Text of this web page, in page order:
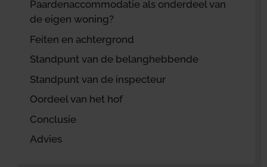
Paardenaccommodatie als onderdeel van
de eigen woning?
Feiten en achtergrond
Standpunt van de belanghebbende
Standpunt van de inspecteur
Oordeel van het hof
Conclusie
Advies